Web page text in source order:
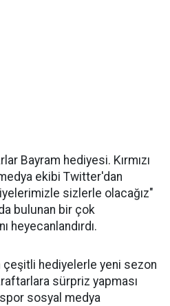
Bayram hediyesi. Kırmızı
ekibi Twitter'dan
sizlerle olacağız"
bulunan bir çok
heyecanlandırdı.
hediyelerle yeni sezon
sürpriz yapması
sosyal medya